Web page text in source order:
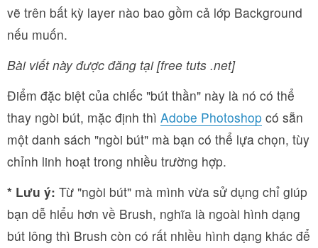
vẽ trên bất kỳ layer nào bao gồm cả lớp Background
nếu muốn.
Bài viết này được đăng tại [free tuts .net]
Điểm đặc biệt của chiếc "bút thần" này là nó có thể
thay ngòi bút, mặc định thì Adobe Photoshop có sẵn
một danh sách "ngòi bút" mà bạn có thể lựa chọn, tùy
chỉnh linh hoạt trong nhiều trường hợp.
* Lưu ý: Từ "ngòi bút" mà mình vừa sử dụng chỉ giúp
bạn dễ hiểu hơn về Brush, nghĩa là ngoài hình dạng
bút lông thì Brush còn có rất nhiều hình dạng khác để